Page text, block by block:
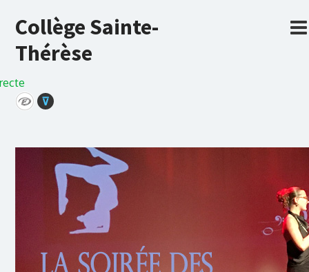
Collège Sainte-
Thérèse
⊽